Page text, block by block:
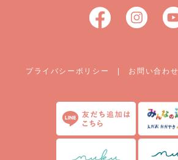
プライバシーポリシー | お問い合わせ